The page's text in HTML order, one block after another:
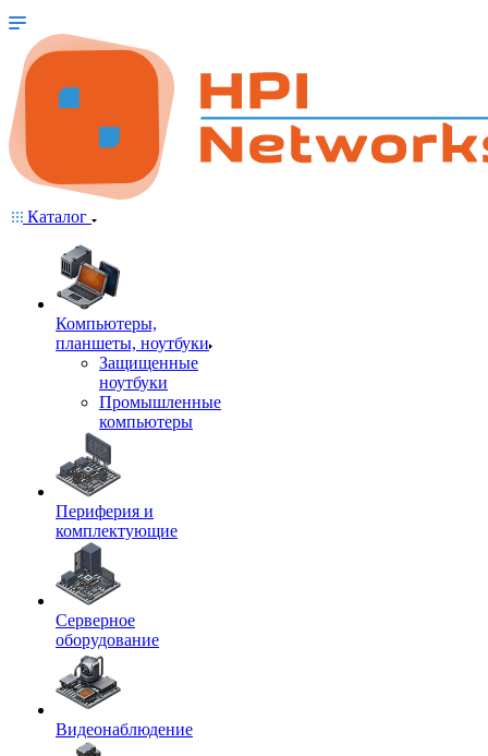
Каталог
Компьютеры,
планшеты, ноутбуки
Защищенные
ноутбуки
Промышленные
компьютеры
Периферия и
комплектующие
Серверное
оборудование
Видеонаблюдение